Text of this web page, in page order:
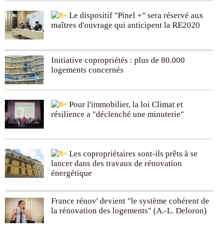
Le dispositif "Pinel +" sera réservé aux
maîtres d'ouvrage qui anticipent la RE2020
Initiative copropriétés : plus de 80.000
logements concernés
Pour l'immobilier, la loi Climat et
résilience a "déclenché une minuterie"
Les copropriétaires sont-ils prêts à se
lancer dans des travaux de rénovation
énergétique
France rénov' devient "le système cohérent de
la rénovation des logements" (A.-L. Deloron)